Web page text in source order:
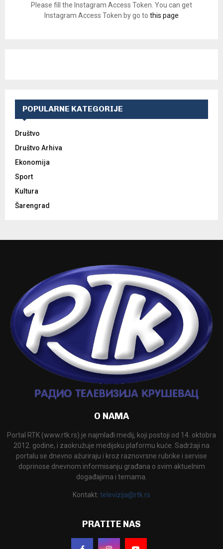
Please fill the Instagram Access Token. You can get
Instagram Access Token by go to this page
POPULARNE KATEGORIJE
Društvo
Društvo Arhiva
Ekonomija
Sport
Kultura
Šarengrad
O NAMA
Portal RTK (www.rtk.rs) je najmlađi medij, koji postoji od 14. oktobra
2012. godine, i zaokružuje medijsku plaformu kuće. Sadržaji na
portalu se dnevno ažuriraju i kroz raznovrsne rubrike i servise
doprinose dnevnom informisanju građana o svim aktuelnim
događajima i temama.
Kontakt: televizija@rtk.rs
PRATITE NAS